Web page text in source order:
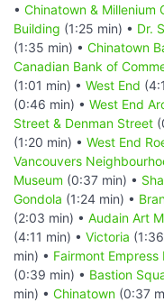
• Chinatown & Millenium
Building (1:25 min) • Dr.
(1:35 min) • Chinatown
Canadian Bank of
(1:01 min) • West End
(0:46 min) • West End
Street & Denman Street
(1:20 min) • West End
Vancouvers
Museum (0:37 min) •
Gondola (1:24 min) •
(2:03 min) • Audain Art
(4:11 min) • Victoria
min) • Fairmont Empress
(0:39 min) • Bastion
min) • Chinatown (0:37